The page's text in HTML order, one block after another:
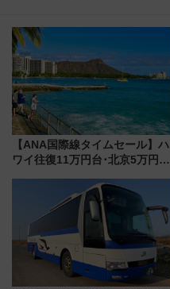
【ANA国際線タイムセール】ハ
ワイ往復11万円台･北京5万円台
来春のGW旅行まで狙える激ア
ツ路線まとめ（8/10まで）